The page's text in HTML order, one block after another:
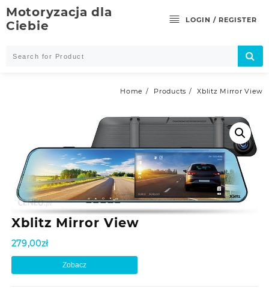
Skip
to
content
Motoryzacja dla
Ciebie
LOGIN / REGISTER
Home Products Xblitz Mirror View
Xblitz Mirror View
279,00zł
Zobacz